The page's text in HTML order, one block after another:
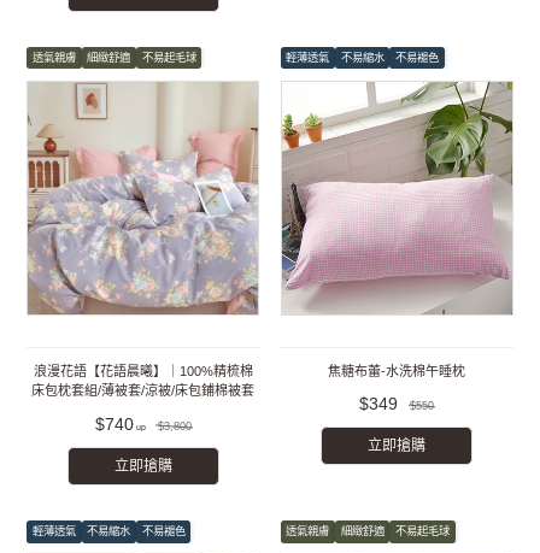
透氣親膚 細緻舒適 不易起毛球
浪漫花語【花語晨曦】｜100%精梳棉
床包枕套組/薄被套/涼被/床包鋪棉被套
$740 $3,800
立即搶購
輕薄透氣 不易縮水 不易褪色
焦糖布蕾-水洗棉午睡枕
$349 $550
立即搶購
輕薄透氣 不易縮水 不易褪色 透氣親膚 細緻舒適 不易起毛球